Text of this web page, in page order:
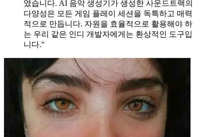
였습니다. AI 음악 생성기가 생성한 사운드트랙의
다양성은 모든 게임 플레이 세션을 독특하고 매력
적으로 만듭니다. 자원을 효율적으로 활용해야 하
는 우리 같은 인디 개발자에게는 환상적인 도구입
니다."